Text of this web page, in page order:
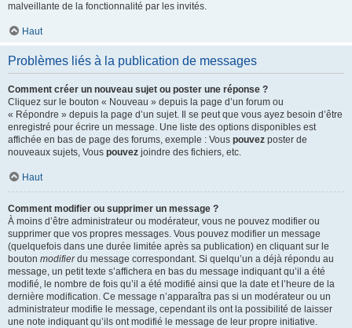
malveillante de la fonctionnalité par les invités.
Haut
Problèmes liés à la publication de messages
Comment créer un nouveau sujet ou poster une réponse ?
Cliquez sur le bouton « Nouveau » depuis la page d’un forum ou
« Répondre » depuis la page d’un sujet. Il se peut que vous ayez besoin d’être
enregistré pour écrire un message. Une liste des options disponibles est
affichée en bas de page des forums, exemple : Vous pouvez poster de
nouveaux sujets, Vous pouvez joindre des fichiers, etc.
Haut
Comment modifier ou supprimer un message ?
À moins d’être administrateur ou modérateur, vous ne pouvez modifier ou
supprimer que vos propres messages. Vous pouvez modifier un message
(quelquefois dans une durée limitée après sa publication) en cliquant sur le
bouton modifierdu message correspondant. Si quelqu’un a déjà répondu au
message, un petit texte s’affichera en bas du message indiquant qu’il a été
modifié, le nombre de fois qu’il a été modifié ainsi que la date et l’heure de la
dernière modification. Ce message n’apparaîtra pas si un modérateur ou un
administrateur modifie le message, cependant ils ont la possibilité de laisser
une note indiquant qu’ils ont modifié le message de leur propre initiative.